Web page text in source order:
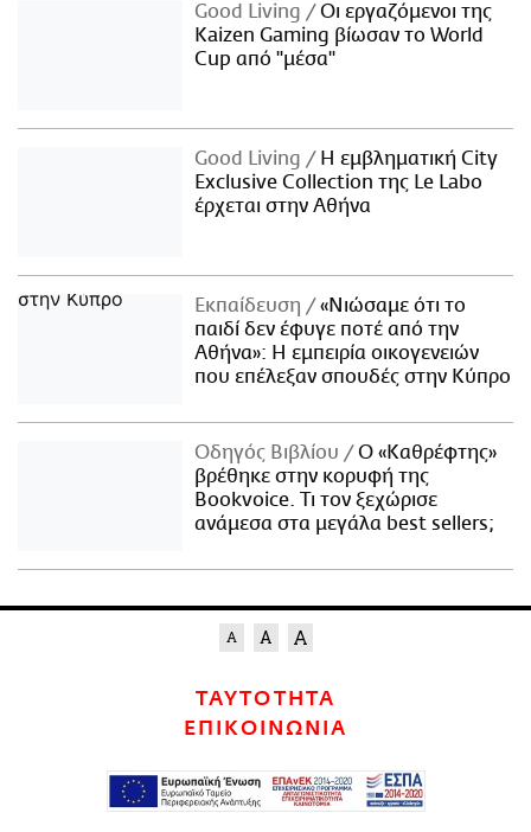
Good Living
Οι εργαζόμενοι της
Kaizen Gaming βίωσαν το World
Cup από "μέσα"
Good Living
Η εμβληματική City
Exclusive Collection της Le Labo
έρχεται στην Αθήνα
Εκπαίδευση
«Νιώσαμε ότι το
παιδί δεν έφυγε ποτέ από την
Αθήνα»: Η εμπειρία οικογενειών
που επέλεξαν σπουδές στην Κύπρο
Οδηγός Βιβλίου
Ο «Καθρέφτης»
βρέθηκε στην κορυφή της
Bookvoice. Τι τον ξεχώρισε
ανάμεσα στα μεγάλα best sellers;
ΤΑΥΤΟΤΗΤΑ
ΕΠΙΚΟΙΝΩΝΙΑ